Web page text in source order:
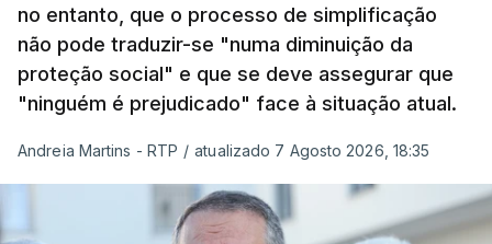
no entanto, que o processo de simplificação
não pode traduzir-se "numa diminuição da
proteção social" e que se deve assegurar que
"ninguém é prejudicado" face à situação atual.
Andreia Martins - RTP / atualizado 7 Agosto 2026, 18:35